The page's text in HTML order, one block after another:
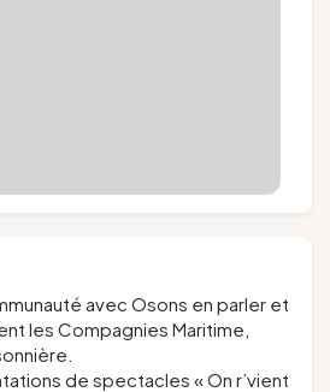
avec Osons en parler et
les Compagnies Maritime,
de spectacles « On r’vient